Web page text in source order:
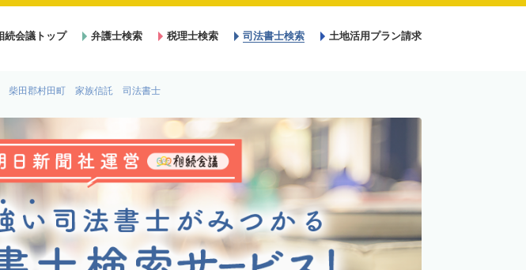
続会議トップ 弁護士検索 税理士検索 司法書士検索 土地活用プラン請求
柴田郡村田町 家族信託 司法書士